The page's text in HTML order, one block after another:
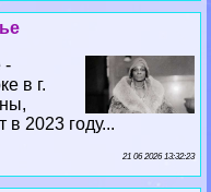
-
в г.
2023 году...
21 06 2026 13:32:23